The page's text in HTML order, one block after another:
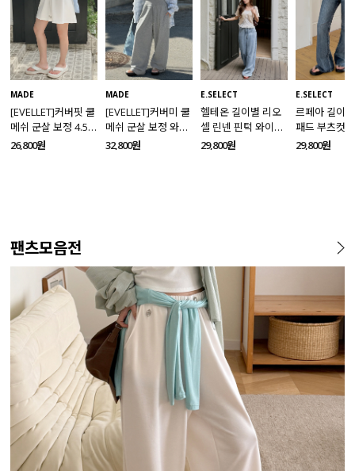
MADE
[EVELLET]커버핏 쿨
메쉬 군살 보정 4.5부
밴딩팬츠
26,800원
MADE
[EVELLET]커버미 쿨
메쉬 군살 보정 와이
드 밴딩팬츠
32,800원
E.SELECT
헬테온 길이별 리오
셀 린넨 핀턱 와이드
데님팬츠
29,800원
E.SELECT
르페아 길이
패드 부츠컷
팬츠
29,800원
팬츠모음전